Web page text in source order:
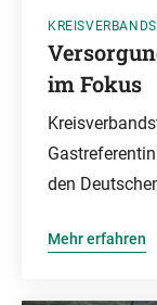
im Fokus
den
Mehr erfahren